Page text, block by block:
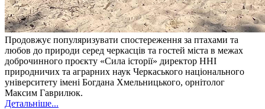
Продовжує популяризувати спостереження за птахами та
любов до природи серед черкасців та гостей міста в межах
доброчинного проєкту «Сила історії» директор ННІ
природничих та аграрних наук Черкаського національного
університету імені Богдана Хмельницького, орнітолог
Максим Гаврилюк.
Детальніше...